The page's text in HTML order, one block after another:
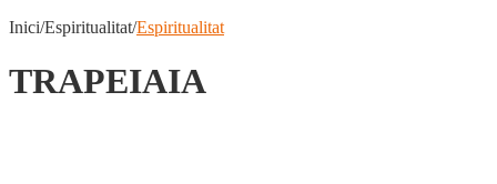
Inici/Espiritualitat/Espiritualitat
TRAPEIAIA